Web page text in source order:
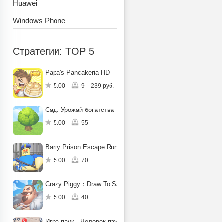
Huawei
Windows Phone
Стратегии: TOP 5
Papa's Pancakeria HD
5.00 9 239 руб.
Сад: Урожай богатства
5.00 55
Barry Prison Escape Run Obby
5.00 70
Crazy Piggy：Draw To Save
5.00 40